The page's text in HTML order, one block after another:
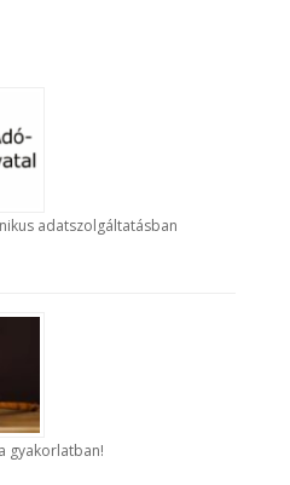
adatszolgáltatásban
gyakorlatban!